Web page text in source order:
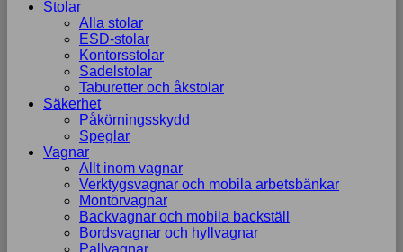
Stolar
Alla stolar
ESD-stolar
Kontorsstolar
Sadelstolar
Taburetter och åkstolar
Säkerhet
Påkörningsskydd
Speglar
Vagnar
Allt inom vagnar
Verktygsvagnar och mobila arbetsbänkar
Montörvagnar
Backvagnar och mobila backställ
Bordsvagnar och hyllvagnar
Pallvagnar